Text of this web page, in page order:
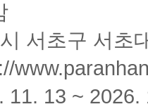
서초구 서초
11. 13 ~ 2026.